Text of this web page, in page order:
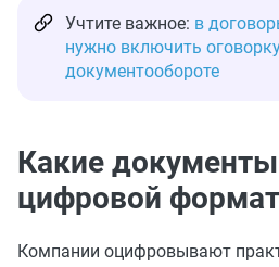
Учтите важное: в
нужно включить
документообороте
Какие
цифровой формат
Компании оцифровывают